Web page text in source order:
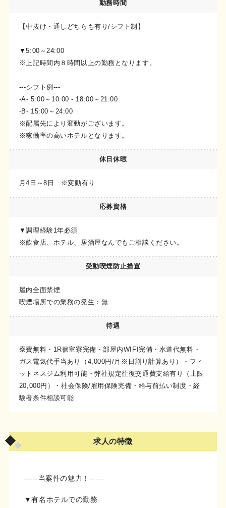
勤務時間
【中抜け・通しどちらも有り/シフト制】
▼5:00～24:00
※上記時間内８時間以上の勤務となります。
---シフト例---
-A- 5:00～10:00 - 18:00～21:00
-B- 15:00～24:00
※配属先により変動がございます。
※稼働率の高いホテルとなります。
休日休暇
月4日～8日 ※変動有り
応募資格
▼調理経験1年必須
※飲食店、ホテル、居酒屋なんでもご相談ください。
受動喫煙 防止措置
屋内全面禁煙
喫煙場所での業務の発生：無
待遇
寮費無料・1R個室寮完備・部屋内WIFI完備・水道代無料・
ガス電気代手当あり（4,000円/月※日割り計算あり）・フィ
ットネスジム利用可能・弊社規定往復交通費支給有り（上限
20,000円）・社会保険/雇用保険完備・給与前払い制度・経
験者条件相談可能
求人の特徴
-----当案件の魅力！-----
▼有名ホテルでの勤務